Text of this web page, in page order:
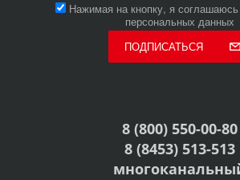
Нажимая на кнопку, я соглашаюсь
персональных данных
ПОДПИСАТЬСЯ
8 (800) 550-00-80
8 (8453) 513-513